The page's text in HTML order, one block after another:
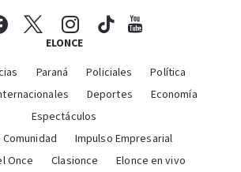
ELONCE
Paraná Policiales
Política
Deportes
Economía
Espectáculos
Impulso Empresarial
Once
Clasionce Elonce en vivo